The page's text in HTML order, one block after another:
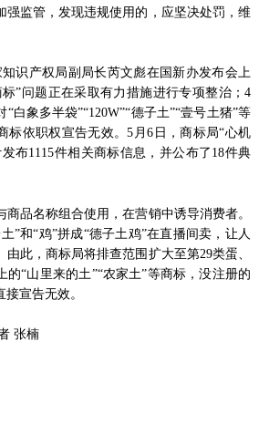
强监管，发现违规使用的，应坚决处罚，维
知识产权局副局长芮文彪在国新办发布会上
”问题正在采取有力措施进行专项整治；4
“白象多半袋”“120W”“德子土”“壹号土猪”等
标依职权宣告无效。5月6日，商标局“心机
布1115件相关商标信息，并公布了18件典
品名称组合使用，在营销中诱导消费者。
”和“鸡”拼成“德子土鸡”在直播间卖，让人
此，商标局将排查范围扩大至第29类蛋、
的“山里来的土”“农家土”等商标，没注册的
宣告无效。
张楠